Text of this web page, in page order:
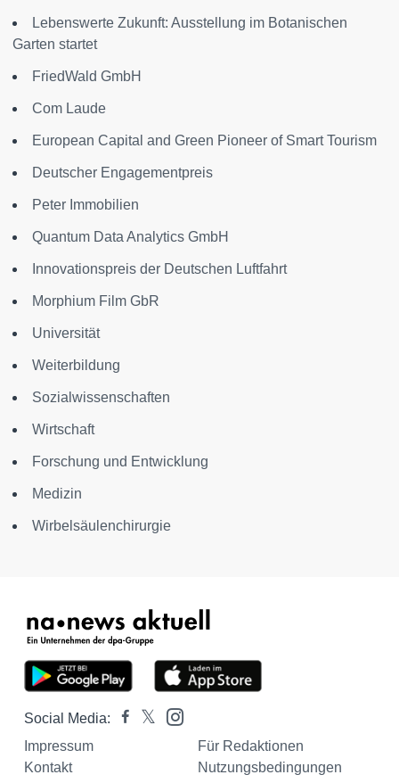
Lebenswerte Zukunft: Ausstellung im Botanischen
Garten startet
FriedWald GmbH
Com Laude
European Capital and Green Pioneer of Smart Tourism
Deutscher Engagementpreis
Peter Immobilien
Quantum Data Analytics GmbH
Innovationspreis der Deutschen Luftfahrt
Morphium Film GbR
Universität
Weiterbildung
Sozialwissenschaften
Wirtschaft
Forschung und Entwicklung
Medizin
Wirbelsäulenchirurgie
Social Media:
Impressum
Für Redaktionen
Kontakt
Nutzungsbedingungen